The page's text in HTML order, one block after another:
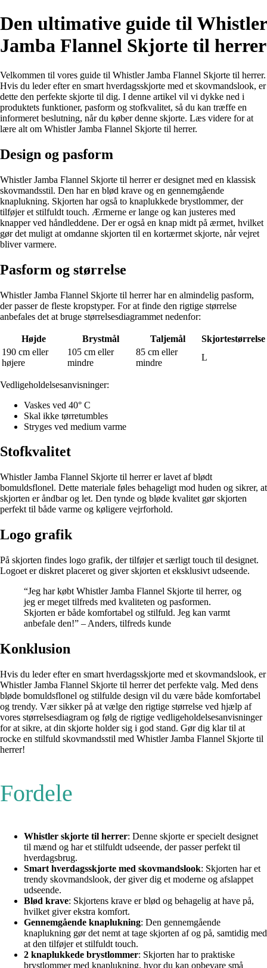
Den ultimative guide til Whistler
Jamba Flannel Skjorte til herrer
Velkommen til vores guide til Whistler Jamba Flannel Skjorte til herrer.
Hvis du leder efter en smart hverdagsskjorte med et skovmandslook, er
dette den perfekte skjorte til dig. I denne artikel vil vi dykke ned i
produktets funktioner, pasform og stofkvalitet, så du kan træffe en
informeret beslutning, når du køber denne skjorte. Læs videre for at
lære alt om Whistler Jamba Flannel Skjorte til herrer.
Design og pasform
Whistler Jamba Flannel Skjorte til herrer er designet med en klassisk
skovmandsstil. Den har en blød krave og en gennemgående
knaplukning. Skjorten har også to knaplukkede brystlommer, der
tilføjer et stilfuldt touch. Ærmerne er lange og kan justeres med
knapper ved håndleddene. Der er også en knap midt på ærmet, hvilket
gør det muligt at omdanne skjorten til en kortærmet skjorte, når vejret
bliver varmere.
Pasform og størrelse
Whistler Jamba Flannel Skjorte til herrer har en almindelig pasform,
der passer de fleste kropstyper. For at finde den rigtige størrelse
anbefales det at bruge størrelsesdiagrammet nedenfor:
Højde Brystmål Taljemål
Skjortestørrelse
190 cm eller
højere
105 cm eller
mindre
85 cm eller
mindre
L
Vedligeholdelsesanvisninger:
Vaskes ved 40° C
Skal ikke tørretumbles
Stryges ved medium varme
Stofkvalitet
Whistler Jamba Flannel Skjorte til herrer er lavet af blødt
bomuldsflonel. Dette materiale føles behageligt mod huden og sikrer, at
skjorten er åndbar og let. Den tynde og bløde kvalitet gør skjorten
perfekt til både varme og køligere vejrforhold.
Logo grafik
På skjorten findes logo grafik, der tilføjer et særligt touch til designet.
Logoet er diskret placeret og giver skjorten et eksklusivt udseende.
“Jeg har købt Whistler Jamba Flannel Skjorte til herrer, og
jeg er meget tilfreds med kvaliteten og pasformen.
Skjorten er både komfortabel og stilfuld. Jeg kan varmt
anbefale den!” – Anders, tilfreds kunde
Konklusion
Hvis du leder efter en smart hverdagsskjorte med et skovmandslook, er
Whistler Jamba Flannel Skjorte til herrer det perfekte valg. Med dens
bløde bomuldsflonel og stilfulde design vil du være både komfortabel
og trendy. Vær sikker på at vælge den rigtige størrelse ved hjælp af
vores størrelsesdiagram og følg de rigtige vedligeholdelsesanvisninger
for at sikre, at din skjorte holder sig i god stand. Gør dig klar til at
rocke en stilfuld skovmandsstil med Whistler Jamba Flannel Skjorte til
herrer!
Fordele
Whistler skjorte til herrer: Denne skjorte er specielt designet
til mænd og har et stilfuldt udseende, der passer perfekt til
hverdagsbrug.
Smart hverdagsskjorte med skovmandslook: Skjorten har et
trendy skovmandslook, der giver dig et moderne og afslappet
udseende.
Blød krave: Skjortens krave er blød og behagelig at have på,
hvilket giver ekstra komfort.
Gennemgående knaplukning: Den gennemgående
knaplukning gør det nemt at tage skjorten af og på, samtidig med
at den tilføjer et stilfuldt touch.
2 knaplukkede brystlommer: Skjorten har to praktiske
brystlommer med knaplukning, hvor du kan opbevare små